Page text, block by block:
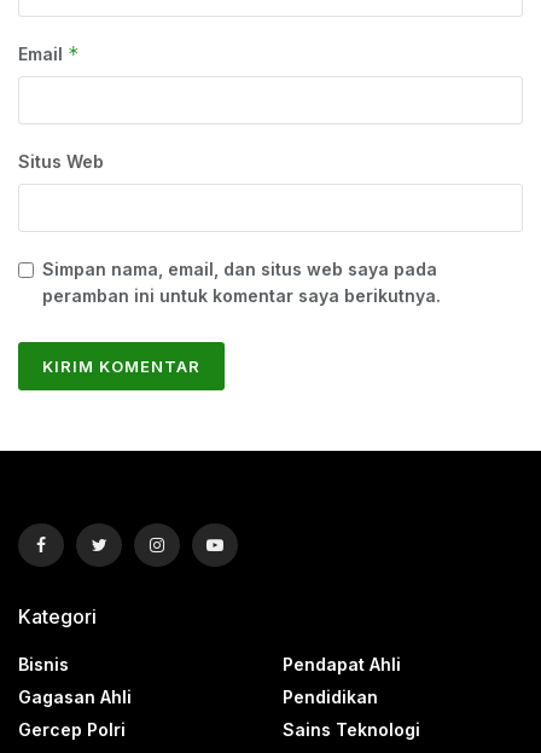
Email *
Situs Web
Simpan nama, email, dan situs web saya pada
peramban ini untuk komentar saya berikutnya.
Kategori
Bisnis
Gagasan Ahli
Gercep Polri
Pendapat Ahli
Pendidikan
Sains Teknologi